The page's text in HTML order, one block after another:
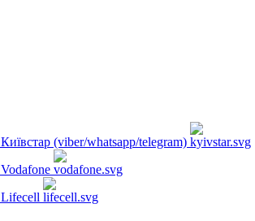
Київстар (viber/whatsapp/telegram)
Vodafone
Lifecell